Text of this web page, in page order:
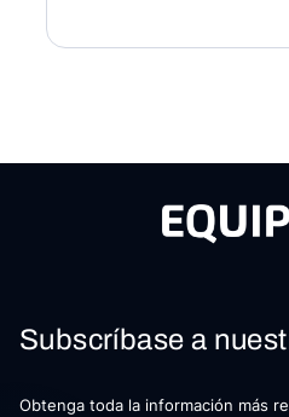
Subscríbase a
Obtenga toda la información más